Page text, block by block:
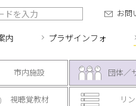
内 プラザインフォ
お問
市内施設 団体／
視聴覚教材 リ